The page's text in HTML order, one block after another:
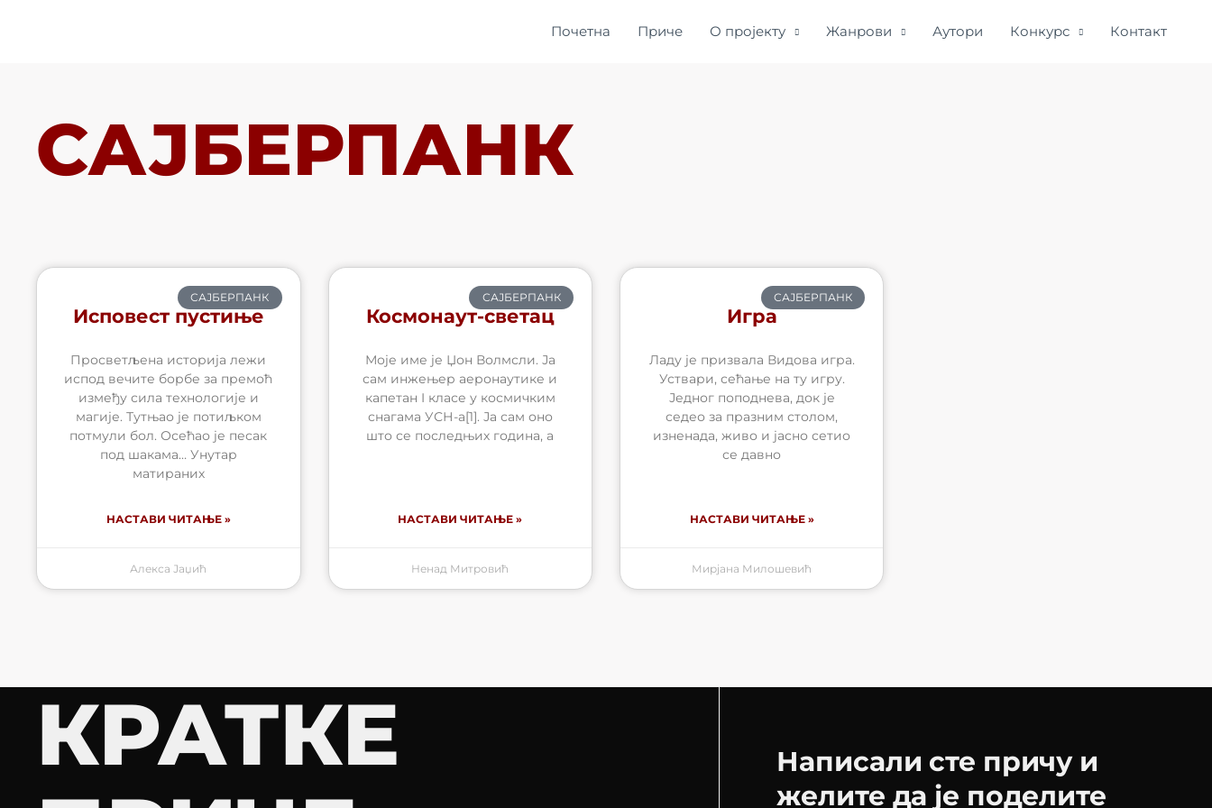
Почетна Приче О пројекту Жанрови Аутори Конкурс Контакт
САЈБЕРПАНК
САЈБЕРПАНК
Исповест пустиње
Просветљена историја лежи
испод вечите борбе за премоћ
између сила технологије и
магије. Тутњао је потиљком
потмули бол. Осећао је песак
под шакама… Унутар
матираних
НАСТАВИ ЧИТАЊЕ »
Алекса Јаџић
САЈБЕРПАНК
Космонаут-светац
Моје име је Џон Волмсли. Ја
сам инжењер аеронаутике и
капетан I класе у космичким
снагама УСН-а[1]. Ја сам оно
што се последњих година, а
НАСТАВИ ЧИТАЊЕ »
Ненад Митровић
САЈБЕРПАНК
Игра
Ладу је призвала Видова игра.
Уствари, сећање на ту игру.
Једног поподнева, док је
седео за празним столом,
изненада, живо и јасно сетио
се давно
НАСТАВИ ЧИТАЊЕ »
Мирјана Милошевић
КРАТКЕ
Написали сте причу и
желите да је поделите